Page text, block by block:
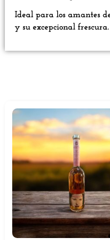
Ideal para los amantes
y su excepcional frescura.